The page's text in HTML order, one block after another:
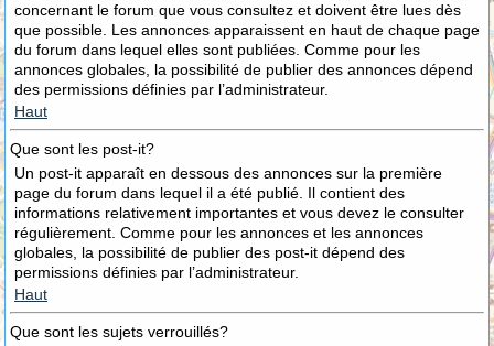
concernant le forum que vous consultez et doivent être lues dès
que possible. Les annonces apparaissent en haut de chaque page
du forum dans lequel elles sont publiées. Comme pour les
annonces globales, la possibilité de publier des annonces dépend
des permissions définies par l’administrateur.
Haut
Que sont les post-it?
Un post-it apparaît en dessous des annonces sur la première
page du forum dans lequel il a été publié. Il contient des
informations relativement importantes et vous devez le consulter
régulièrement. Comme pour les annonces et les annonces
globales, la possibilité de publier des post-it dépend des
permissions définies par l’administrateur.
Haut
Que sont les sujets verrouillés?